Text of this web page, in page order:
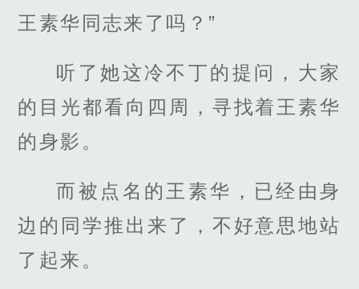
王素华同志来了吗？”
听了她这冷不丁的提问，大家
的目光都看向四周，寻找着王素华
的身影。
而被点名的王素华，已经由身
边的同学推出来了，不好意思地站
了起来。